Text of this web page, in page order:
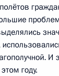
память
году.